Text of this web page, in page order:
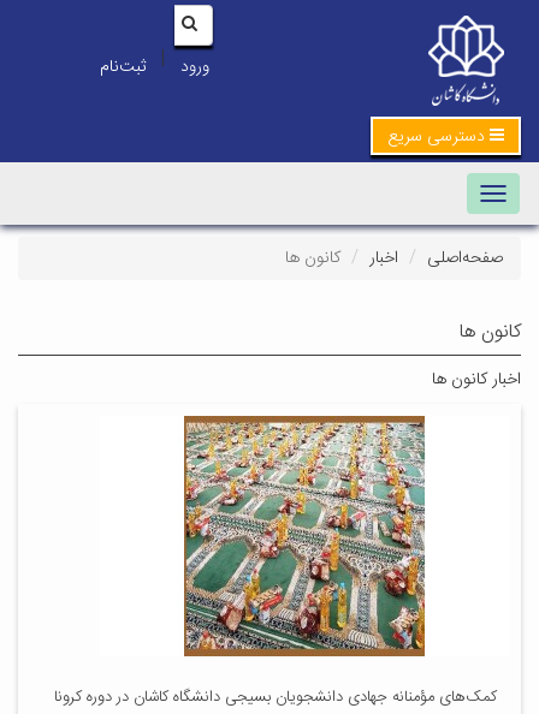
ورود | ثبت‌نام
دسترسی سریع
Toggle navigation
صفحه‌اصلی اخبار کانون ها
کانون ها
اخبار کانون ها
کمک‌های مؤمنانه جهادی دانشجویان بسیجی دانشگاه کاشان در دوره کرونا